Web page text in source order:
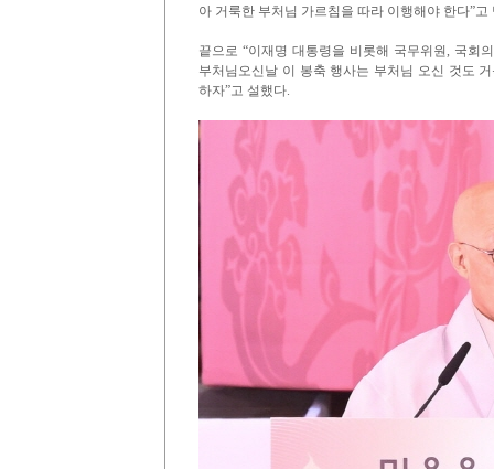
아 거룩한 부처님 가르침을 따라 이행해야 한다”고
끝으로 “이재명 대통령을 비롯해 국무위원, 국회
부처님오신날 이 봉축 행사는 부처님 오신 것도
하자”고 설했다.